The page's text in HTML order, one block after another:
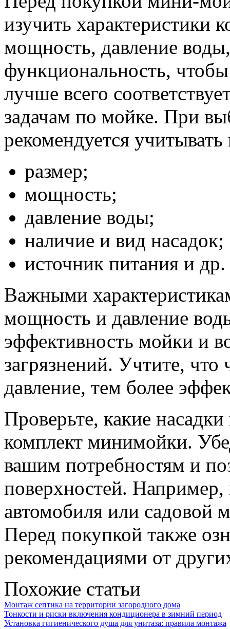
изучить характеристики
мощность, давление
функциональность,
лучше всего
задачам по мойке. При
рекомендуется
размер;
мощность;
давление воды;
наличие и вид насадок;
источник питания и др.
Важными
мощность и давление
эффективность мойки и
загрязнений. Учтите,
давление, тем более
Проверьте, какие
комплект минимойки.
вашим потребностям и
поверхностей.
автомобиля или садовой
Перед покупкой также
рекомендациями от
Похожие статьи
Монтаж септика на территории загородного дома
Тонкости и риски включения кондиционера в зимний период
Установка гигиенического душа для унитаза: правила монтажа